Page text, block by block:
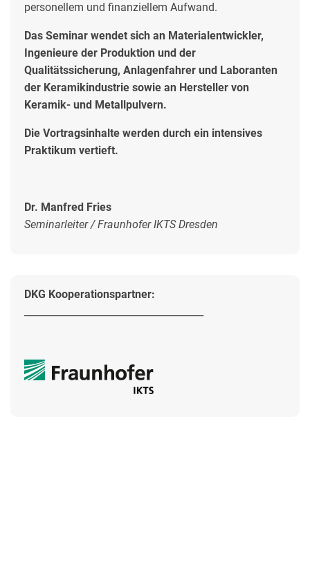
personellem und finanziellem Aufwand.
Das Seminar wendet sich an Materialentwickler,
Ingenieure der Produktion und der
Qualitätssicherung, Anlagenfahrer und Laboranten
der Keramikindustrie sowie an Hersteller von
Keramik- und Metallpulvern.
Die Vortragsinhalte werden durch ein intensives
Praktikum vertieft.
Dr. Manfred Fries
Seminarleiter / Fraunhofer IKTS Dresden
DKG Kooperationspartner: